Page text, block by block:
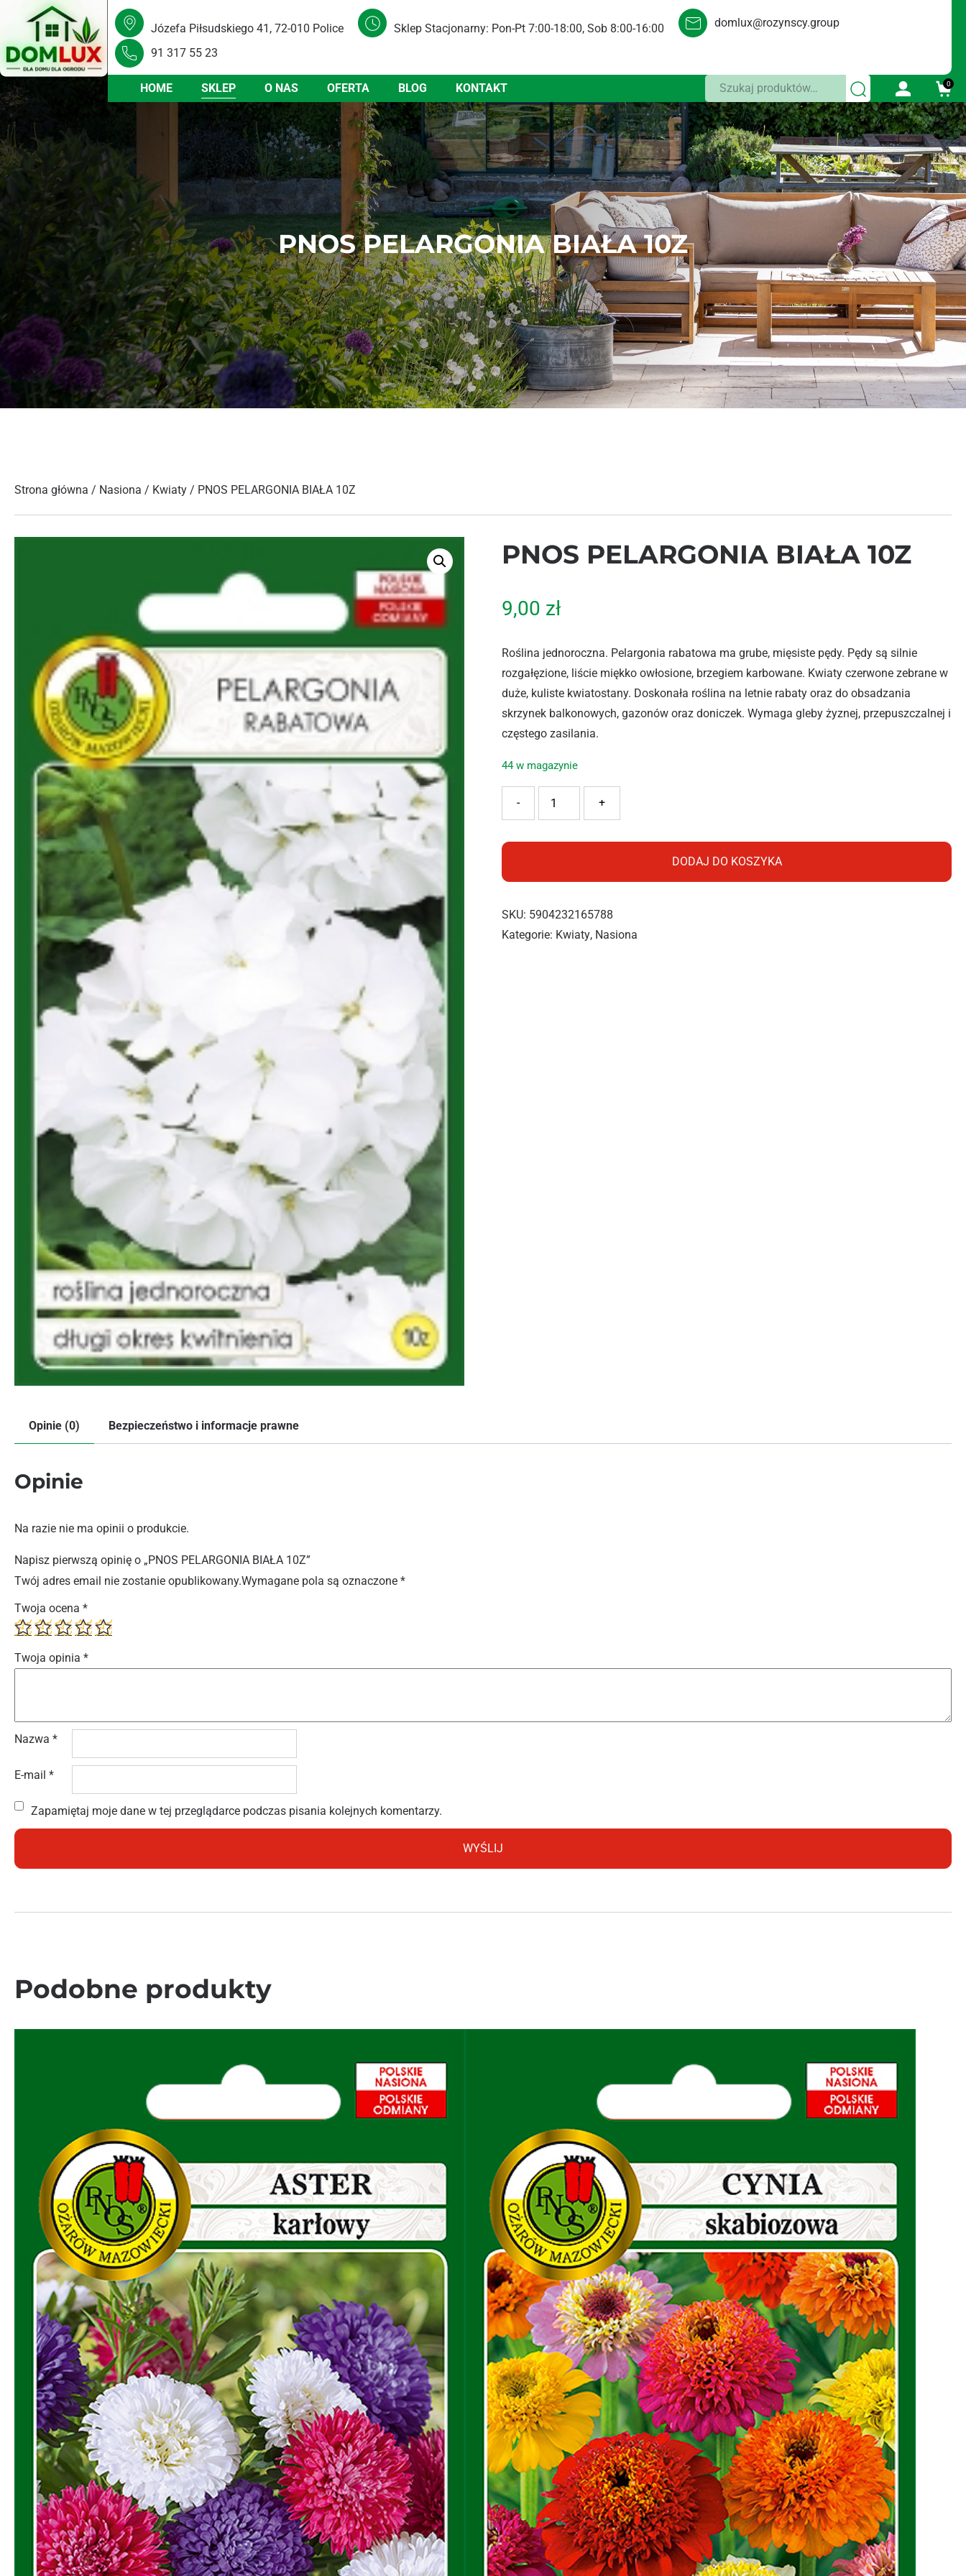
Józefa Piłsudskiego 41, 72-010 Police Sklep Stacjonarny: Pon-Pt 7:00-18:00, Sob 8:00-16:00 domlux@rozynscy.group
91 317 55 23
HOME SKLEP O NAS OFERTA BLOG KONTAKT Szukaj: 0
PNOS PELARGONIA BIAŁA 10Z
Strona główna / Nasiona / Kwiaty / PNOS PELARGONIA BIAŁA 10Z
PNOS PELARGONIA BIAŁA 10Z
9,00 zł
Roślina jednoroczna. Pelargonia rabatowa ma grube, mięsiste pędy. Pędy są silnie
rozgałęzione, liście miękko owłosione, brzegiem karbowane. Kwiaty czerwone zebrane w
duże, kuliste kwiatostany. Doskonała roślina na letnie rabaty oraz do obsadzania
skrzynek balkonowych, gazonów oraz doniczek. Wymaga gleby żyznej, przepuszczalnej i
częstego zasilania.
44 w magazynie
+
-
DODAJ DO KOSZYKA
SKU: 5904232165788
Kategorie: Kwiaty, Nasiona
Opinie (0) Bezpieczeństwo i informacje prawne
Opinie
Na razie nie ma opinii o produkcie.
Napisz pierwszą opinię o „PNOS PELARGONIA BIAŁA 10Z”
Twój adres email nie zostanie opublikowany.Wymagane pola są oznaczone *
Twoja ocena *
Twoja opinia *
Nazwa *
E-mail *
Zapamiętaj moje dane w tej przeglądarce podczas pisania kolejnych komentarzy.
Podobne produkty